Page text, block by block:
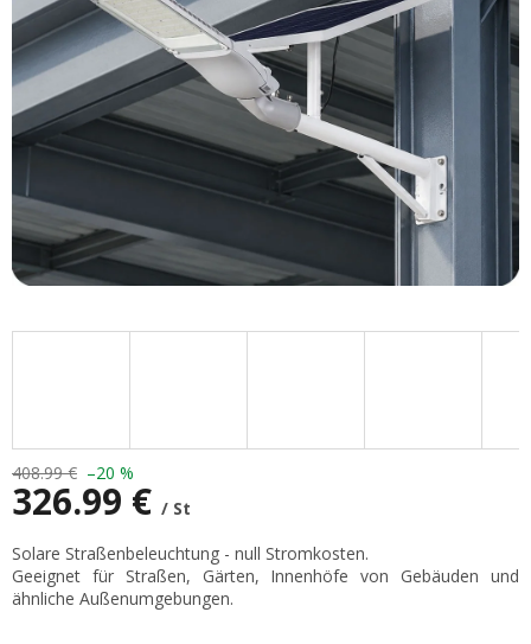
Sternen.
408.99 € –20 %
326.99 € / St
Verkaufspreis:
Solare Straßenbeleuchtung - null Stromkosten.
Geeignet für Straßen, Gärten, Innenhöfe von Gebäuden und
ähnliche Außenumgebungen.